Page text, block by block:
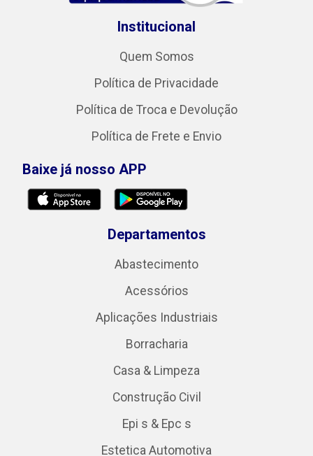
Institucional
Quem Somos
Política de Privacidade
Política de Troca e Devolução
Política de Frete e Envio
Baixe já nosso APP
Departamentos
Abastecimento
Acessórios
Aplicações Industriais
Borracharia
Casa & Limpeza
Construção Civil
Epi s & Epc s
Estetica Automotiva